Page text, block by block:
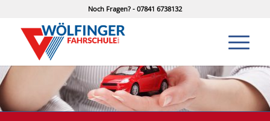
Noch Fragen? - 07841 6738132